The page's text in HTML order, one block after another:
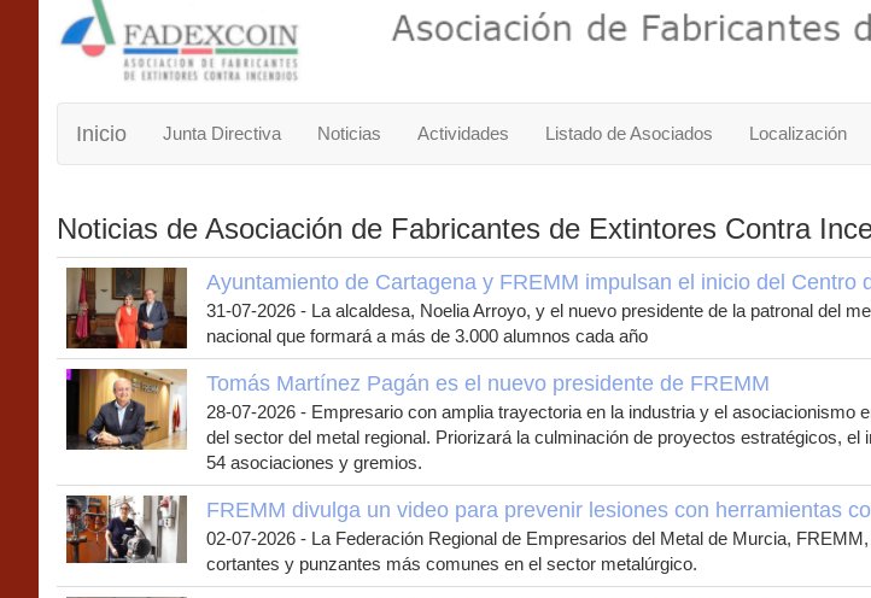
Inicio Junta Directiva Noticias Actividades Listado de Asociados Localización
Noticias de Asociación de Fabricantes de Extintores Contra
Ayuntamiento de Cartagena y FREMM impulsan el inicio del
31-07-2026 - La alcaldesa, Noelia Arroyo, y el nuevo presidente de la patronal del
nacional que formará a más de 3.000 alumnos cada año
Tomás Martínez Pagán es el nuevo presidente de FREMM
28-07-2026 - Empresario con amplia trayectoria en la industria y el
del sector del metal regional. Priorizará la culminación de proyectos estratégicos,
54 asociaciones y gremios.
FREMM divulga un video para prevenir lesiones con herramientas
02-07-2026 - La Federación Regional de Empresarios del Metal de Murcia,
cortantes y punzantes más comunes en el sector metalúrgico.